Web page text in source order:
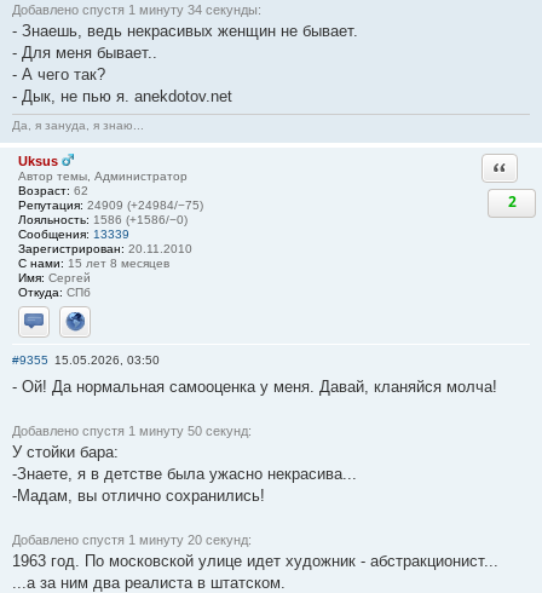
Добавлено спустя 1 минуту 34 секунды:
- Знаешь, ведь некрасивых женщин не бывает.
- Для меня бывает..
- А чего так?
- Дык, не пью я. anekdotov.net
Да, я зануда, я знаю...
Uksus
Автор темы, Администратор
Возраст: 62
Репутация: 24909 (+24984/−75)
Лояльность: 1586 (+1586/−0)
Сообщения: 13339
Зарегистрирован: 20.11.2010
С нами: 15 лет 8 месяцев
Имя: Сергей
Откуда: СПб
Отправить личное сообщение
Сайт
2
#9355 15.05.2026, 03:50
- Ой! Да нормальная самооценка у меня. Давай, кланяйся молча!
Добавлено спустя 1 минуту 50 секунд:
У стойки бара:
-Знаете, я в детстве была ужасно некрасива...
-Мадам, вы отлично сохранились!
Добавлено спустя 1 минуту 20 секунд:
1963 год. По московской улице идет художник - абстракционист...
...а за ним два реалиста в штатском.